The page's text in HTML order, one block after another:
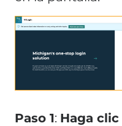
Paso 1: Haga clic